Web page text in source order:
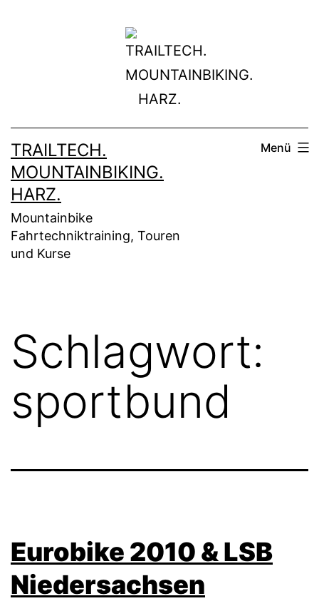
TRAILTECH.
MOUNTAINBIKING.
HARZ.
Mountainbike
Fahrtechniktraining, Touren
und Kurse
Menü
Schlagwort:
sportbund
Eurobike 2010 & LSB
Niedersachsen